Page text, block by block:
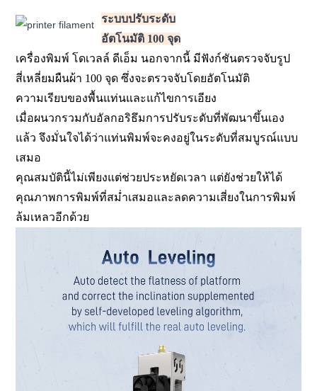
ระบบปรับระดับ
อัตโนมัติ 100 จุด
เครื่องพิมพ์ โดเวลล์ ดีเอ็ม นอกจากนี้ มีฟังก์ชันตรวจจับรูป
สี่เหลี่ยมผืนผ้า 100 จุด ซึ่งจะตรวจจับโดยอัตโนมัติ
ความเรียบของพื้นแท่นและแก้ไขการเอียง
เมื่อผนวกรวมกับอัลกอริธึมการปรับระดับที่พัฒนาขึ้นเอง
แล้ว จึงมั่นใจได้ว่าแท่นพิมพ์จะคงอยู่ในระดับที่สมบูรณ์แบบ
เสมอ
คุณสมบัตินี้ไม่เพียงแต่ช่วยประหยัดเวลา แต่ยังช่วยให้ได้
คุณภาพการพิมพ์ที่สม่ำเสมอและลดความเสี่ยงในการพิมพ์
ล้มเหลวอีกด้วย